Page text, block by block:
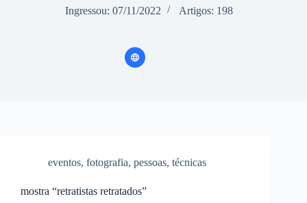
Ingressou: 07/11/2022 Artigos: 198
eventos, fotografia, pessoas, técnicas
mostra “retratistas retratados”